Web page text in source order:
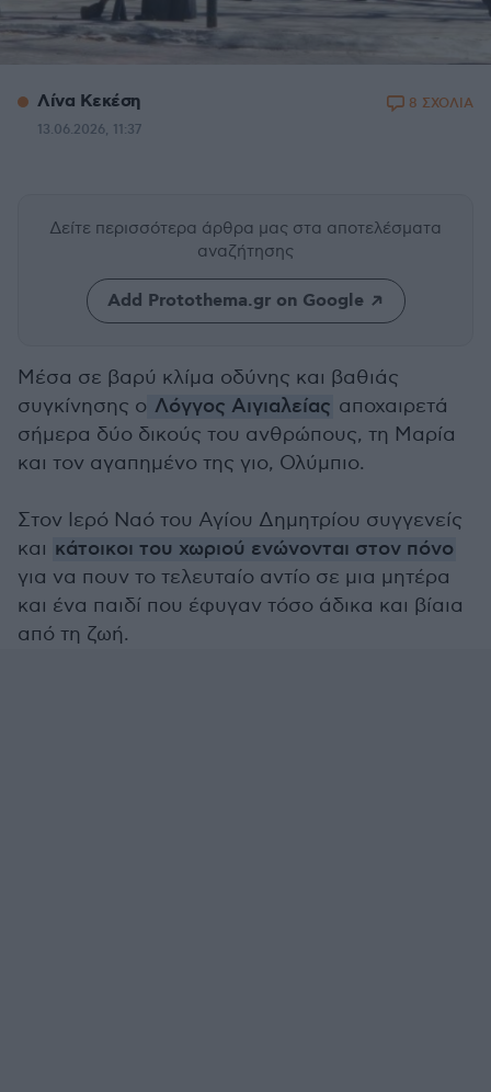
Λίνα Κεκέση
13.06.2026, 11:37
8 ΣΧΟΛΙΑ
Δείτε περισσότερα άρθρα μας στα αποτελέσματα
αναζήτησης
Add Protothema.gr on Google
Μέσα σε βαρύ κλίμα οδύνης και βαθιάς
συγκίνησης ο Λόγγος Αιγιαλείας αποχαιρετά
σήμερα δύο δικούς του ανθρώπους, τη Μαρία
και τον αγαπημένο της γιο, Ολύμπιο.
Στον Ιερό Ναό του Αγίου Δημητρίου συγγενείς
και κάτοικοι του χωριού ενώνονται στον πόνο
για να πουν το τελευταίο αντίο σε μια μητέρα
και ένα παιδί που έφυγαν τόσο άδικα και βίαια
από τη ζωή.